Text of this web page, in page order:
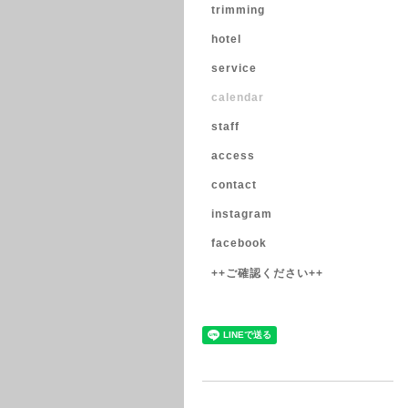
trimming
hotel
service
calendar
staff
access
contact
instagram
facebook
++ご確認ください++